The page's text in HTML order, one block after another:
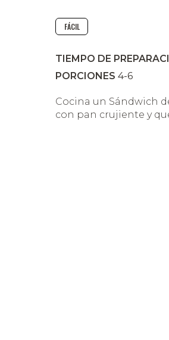
FÁCIL
TIEMPO DE
PORCIONES 4-6
Cocina un Sándwich
con pan crujiente y